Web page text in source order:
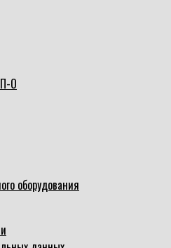
О
оборудования